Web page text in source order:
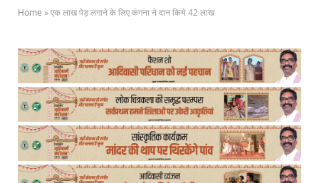
Home »एक लाख पेड़ लगाने के लिए कंगना ने दान किये 42 लाख